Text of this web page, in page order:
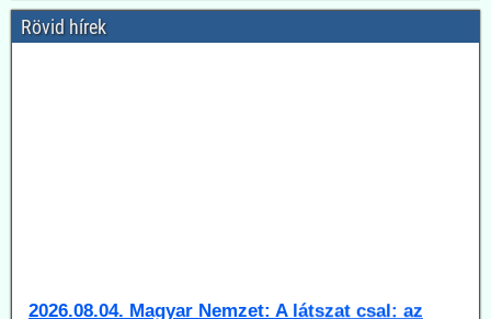
Rövid hírek
extrém hőhullámok ellenére is egy hűvös